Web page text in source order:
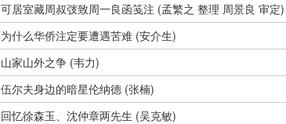
可居室藏周叔弢致周一良函笺注 (孟繁之 整理 周景良 审定)
为什么华侨注定要遭遇苦难 (安介生)
山家山外之争 (韦力)
伍尔夫身边的暗星伦纳德 (张楠)
回忆徐森玉、沈仲章两先生 (吴克敏)